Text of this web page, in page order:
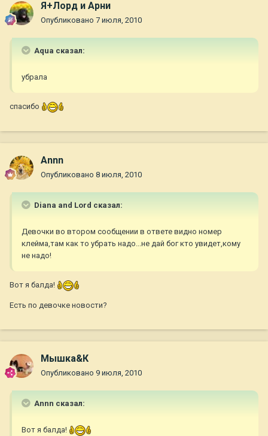
Я+Лорд и Арни
Опубликовано 7 июля, 2010
Aqua сказал:
убрала
спасибо
Annn
Опубликовано 8 июля, 2010
Diana and Lord сказал:
Девочки во втором сообщении в ответе видно номер
клейма,там как то убрать надо...не дай бог кто увидет,кому
не надо!
Вот я балда!
Есть по девочке новости?
Мышка&К
Опубликовано 9 июля, 2010
Annn сказал:
Вот я балда!